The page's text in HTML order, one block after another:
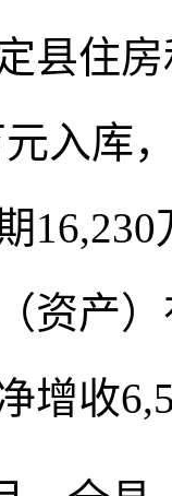
县住
入库
资产
增收